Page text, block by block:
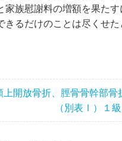
家族慰謝料の増額を果た
きるだけのことは尽くせた
開放骨折、脛骨骨幹部骨
（別表Ⅰ）１